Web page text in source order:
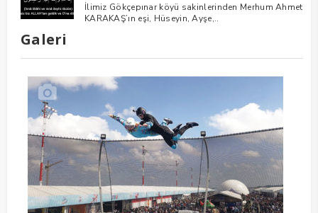
İlimiz Gökçepınar köyü sakinlerinden Merhum Ahmet
KARAKAŞ’ın eşi, Hüseyin, Ayşe,..
Galeri